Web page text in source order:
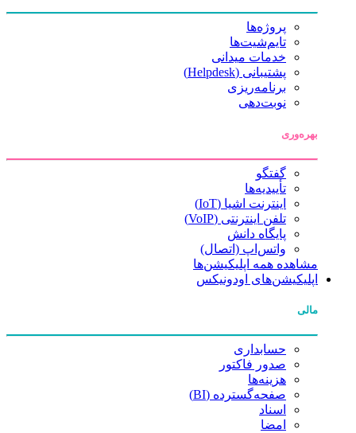
پروژه‌ها
تایم‌شیت‌ها
خدمات میدانی
پشتیبانی (Helpdesk)
برنامه‌ریزی
نوبت‌دهی
بهره‌وری
گفتگو
تأییدیه‌ها
اینترنت اشیا (IoT)
تلفن اینترنتی (VoIP)
پایگاه دانش
واتس‌اپ (اتصال)
مشاهده همه اپلیکیشن‌ها
اپلیکیشن‌های اودونیکس
مالی
حسابداری
صدور فاکتور
هزینه‌ها
صفحه‌گسترده (BI)
اسناد
امضا